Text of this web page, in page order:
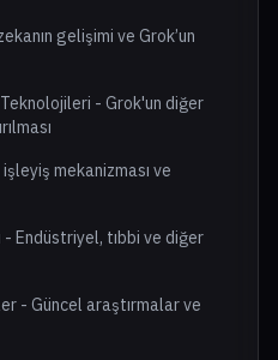
gelişimi ve Grok’un
- Grok'un diğer
işleyiş mekanizması ve
- Endüstriyel, tıbbi ve diğer
- Güncel araştırmalar ve